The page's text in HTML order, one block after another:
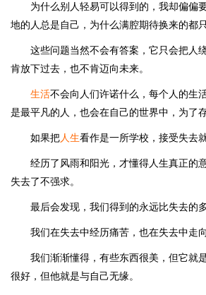
为什么别人轻易可以得到的，我却偏偏
地的人总是自己，为什么满腔期待换来的都
这些问题当然不会有答案，它只会把人
肯放下过去，也不肯迈向未来。
生活不会向人们许诺什么，每个人的生
是最平凡的人，也会在自己的世界中，为了
如果把人生看作是一所学校，接受失去
经历了风雨和阳光，才懂得人生真正的
失去了不强求。
最后会发现，我们得到的永远比失去的多
我们在失去中经历痛苦，也在失去中走向
我们渐渐懂得，有些东西很美，但它就
很好，但他就是与自己无缘。